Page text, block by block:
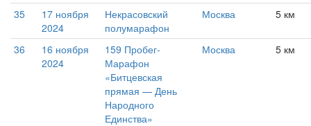
35
17 ноября
2024
Некрасовский
полумарафон
Москва 5 км
36
16 ноября
2024
159 Пробег-
Марафон
«Битцевская
прямая — День
Народного
Единства»
Москва 5 км